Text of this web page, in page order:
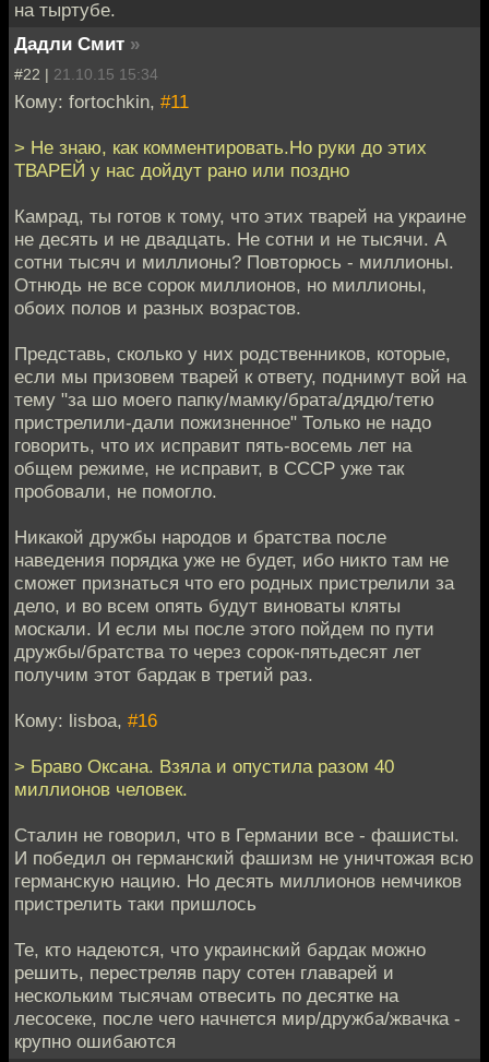
на тыртубе.
Дадли Смит »
#22 | 21.10.15 15:34
Кому: fortochkin, #11
> Не знаю, как комментировать.Но руки до этих
ТВАРЕЙ у нас дойдут рано или поздно
Камрад, ты готов к тому, что этих тварей на украине
не десять и не двадцать. Не сотни и не тысячи. А
сотни тысяч и миллионы? Повторюсь - миллионы.
Отнюдь не все сорок миллионов, но миллионы,
обоих полов и разных возрастов.
Представь, сколько у них родственников, которые,
если мы призовем тварей к ответу, поднимут вой на
тему "за шо моего папку/мамку/брата/дядю/тетю
пристрелили-дали пожизненное" Только не надо
говорить, что их исправит пять-восемь лет на
общем режиме, не исправит, в СССР уже так
пробовали, не помогло.
Никакой дружбы народов и братства после
наведения порядка уже не будет, ибо никто там не
сможет признаться что его родных пристрелили за
дело, и во всем опять будут виноваты кляты
москали. И если мы после этого пойдем по пути
дружбы/братства то через сорок-пятьдесят лет
получим этот бардак в третий раз.
Кому: lisboa, #16
> Браво Оксана. Взяла и опустила разом 40
миллионов человек.
Сталин не говорил, что в Германии все - фашисты.
И победил он германский фашизм не уничтожая всю
германскую нацию. Но десять миллионов немчиков
пристрелить таки пришлось
Те, кто надеются, что украинский бардак можно
решить, перестреляв пару сотен главарей и
нескольким тысячам отвесить по десятке на
лесосеке, после чего начнется мир/дружба/жвачка -
крупно ошибаются